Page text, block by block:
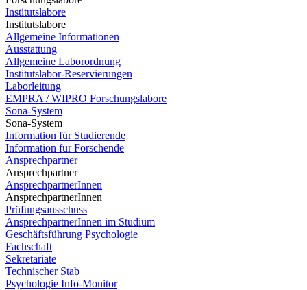
Institutslabore
Institutslabore
Allgemeine Informationen
Ausstattung
Allgemeine Laborordnung
Institutslabor-Reservierungen
Laborleitung
EMPRA / WIPRO Forschungslabore
Sona-System
Sona-System
Information für Studierende
Information für Forschende
Ansprechpartner
Ansprechpartner
AnsprechpartnerInnen
AnsprechpartnerInnen
Prüfungsausschuss
AnsprechpartnerInnen im Studium
Geschäftsführung Psychologie
Fachschaft
Sekretariate
Technischer Stab
Psychologie Info-Monitor